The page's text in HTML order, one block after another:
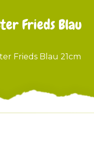
Frieds Blau
Frieds Blau 21cm